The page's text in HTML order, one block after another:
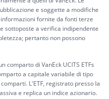
e soggette a modifiche
fornite da fonti terze
sottoposte a verifica indipendente
pertanto non possono
comparto di VanEck UCITS ETFs
a capitale variabile di tipo
L'ETF, registrato presso la
e replica un indice azionario.